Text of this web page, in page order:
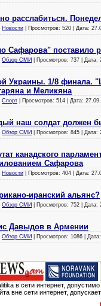
расслабиться.
Новости | Просмотров: 520 | Дата:
Сафарова" поставило
Обзор СМИ | Просмотров: 737 | Дата:
Украины. 1/8 финала.
и Меликяна
Спорт | Просмотров: 514 | Дата:
наш солдат должен
Обзор СМИ | Просмотров: 845 | Дата:
канадского
Сафарова
Новости | Просмотров: 404 | Дата:
иранский альянс?
Обзор СМИ | Просмотров: 752 | Дата:
Давыдов в Армении
Обзор СМИ | Просмотров: 1086 |
в сети интернет,
вне сети интернет,